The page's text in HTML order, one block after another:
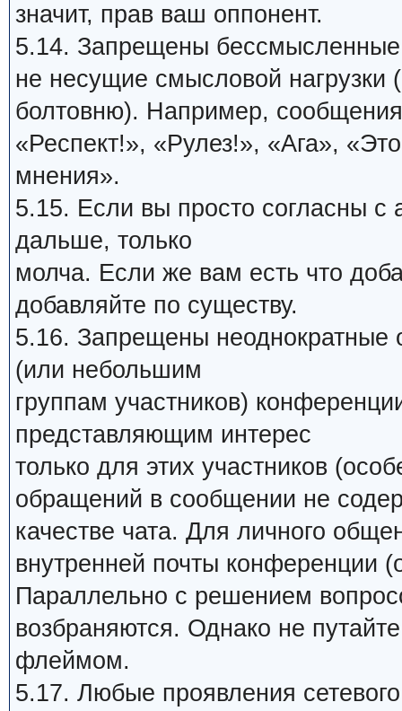
значит, прав ваш оппонент.
5.14. Запрещены
не несущие смысловой
болтовню). Например,
«Респект!», «Рулез!», «Ага»,
мнения».
5.15. Если вы просто согласны с
дальше, только
молча. Если же вам есть что
добавляйте по существу.
5.16. Запрещены неоднократные
(или небольшим
группам участников)
представляющим интерес
только для этих участников
обращений в сообщении не
качестве чата. Для личного
внутренней почты конференции
Параллельно с решением
возбраняются. Однако не
флеймом.
5.17. Любые проявления